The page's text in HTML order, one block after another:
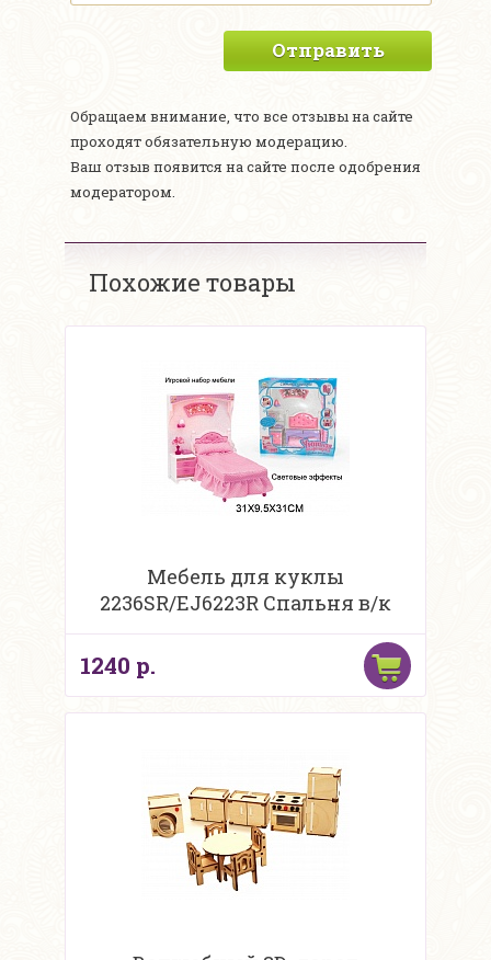
Отправить
Обращаем внимание, что все отзывы на сайте
проходят обязательную модерацию.
Ваш отзыв появится на сайте после одобрения
модератором.
Похожие товары
Мебель для куклы
2236SR/EJ6223R Спальня в/к
1240 р.